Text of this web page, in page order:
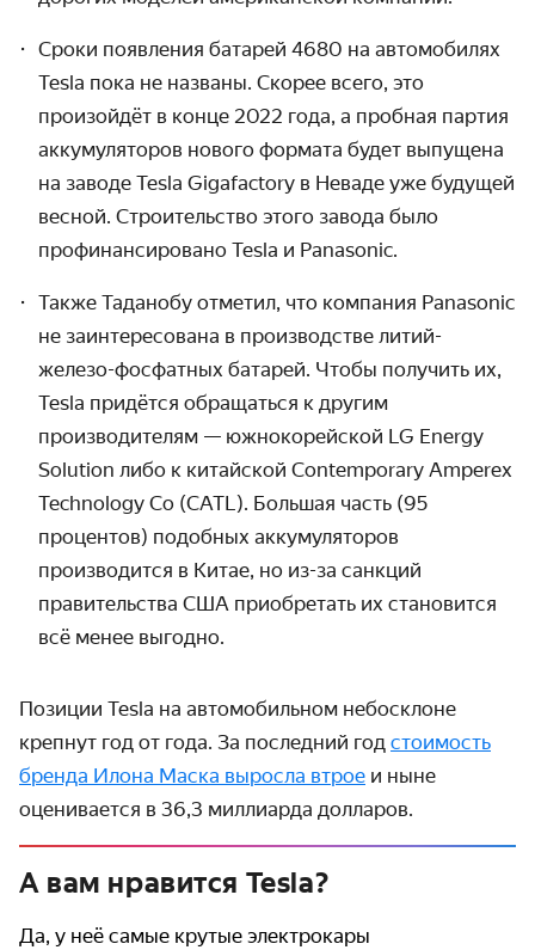
Сроки появления батарей 4680 на автомобилях
Tesla пока не названы. Скорее всего, это
произойдёт в конце 2022 года, а пробная партия
аккумуляторов нового формата будет выпущена
на заводе Tesla Gigafactory в Неваде уже будущей
весной. Строитель­ство этого завода было
профинанси­ровано Tesla и Panasonic.
Также Таданобу отметил, что компания Panasonic
не заинтересо­вана в производ­стве литий-
железо-фосфатных батарей. Чтобы получить их,
Tesla придётся обращаться к другим
производителям — южнокорейской LG Energy
Solution либо к китайской Contemporary Amperex
Technology Co (CATL). Большая часть (95
процентов) подобных аккумуляторов
производится в Китае, но из-за санкций
правительства США приобретать их становится
всё менее выгодно.
Позиции Tesla на автомобильном небосклоне
крепнут год от года. За последний год стоимость
бренда Илона Маска выросла втрое и ныне
оценивается в 36,3 миллиарда долларов.
А вам нравится Tesla?
Да, у неё самые крутые электрокары